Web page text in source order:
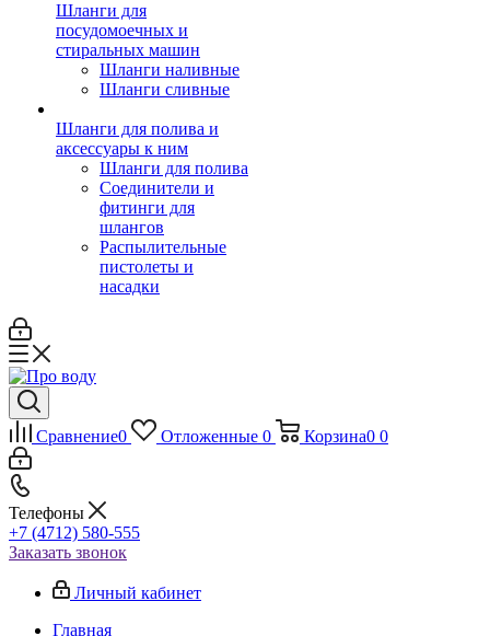
Шланги для
посудомоечных и
стиральных машин
Шланги наливные
Шланги сливные
Шланги для полива и
аксессуары к ним
Шланги для полива
Соединители и
фитинги для
шлангов
Распылительные
пистолеты и
насадки
Сравнение0 Отложенные 0 Корзина0 0
Телефоны
+7 (4712) 580-555
Заказать звонок
Личный кабинет
Главная